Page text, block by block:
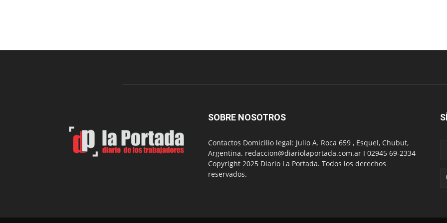
SOBRE NOSOTROS
Contactos Domicilio legal: Julio A. Roca 659 , Esquel, Chubut,
Argentina. redaccion@diariolaportada.com.ar I 02945 69-2334
Copyright 2025 Diario La Portada. Todos los derechos
reservados.